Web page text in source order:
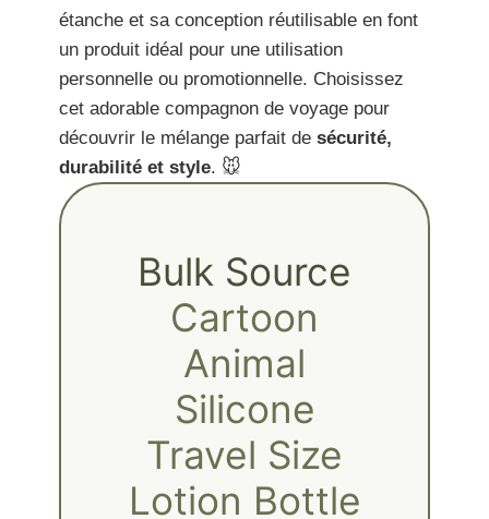
étanche et sa conception réutilisable en font
un produit idéal pour une utilisation
personnelle ou promotionnelle. Choisissez
cet adorable compagnon de voyage pour
découvrir le mélange parfait de sécurité,
durabilité et style. 🐭
Bulk Source
Cartoon
Animal
Silicone
Travel Size
Lotion Bottle